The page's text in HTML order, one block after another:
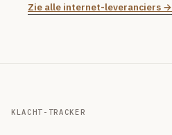
Zie alle internet-leveranciers →
KLACHT-TRACKER